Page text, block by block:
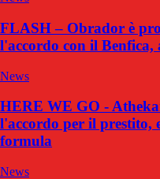
FLASH – Obrador è
l'accordo con il Benfica,
News
HERE WE GO -
l'accordo per il prestito,
formula
News